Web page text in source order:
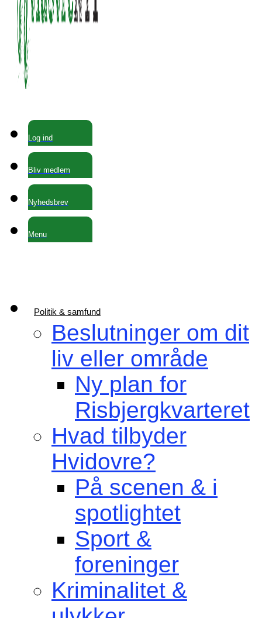
Log ind
Bliv medlem
Nyhedsbrev
Menu
Politik & samfund
Beslutninger om dit
liv eller område
Ny plan for
Risbjergkvarteret
Hvad tilbyder
Hvidovre?
På scenen & i
spotlightet
Sport &
foreninger
Kriminalitet &